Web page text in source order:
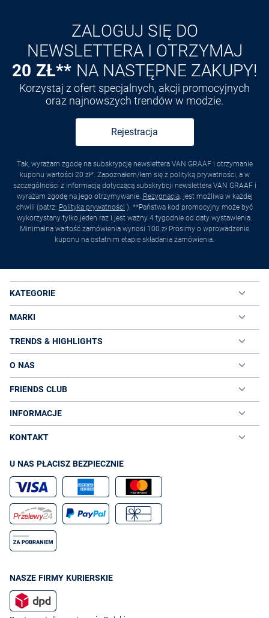
ZALOGUJ SIĘ DO
NEWSLETTERA I OTRZYMAJ
20 ZŁ** NA NASTĘPNE ZAKUPY!
Korzystaj z ofert specjalnych, akcji promocyjnych
oraz najnowszych trendów w modzie.
Rejestracja
Tak, wyrażam zgodę na subskrypcję newslettera VAN GRAAF i otrzymanie
kuponu wartości 20 zł*. Zapoznałem/łam się z polityką prywatności, a w
szczególności z informacją dotyczącą subskrybcji newslettera VAN GRAAF i
wyrażam zgodę na jego otrzymywanie. Rezygnacja. jest możliwa w każdej
chwili (patrz: Polityka prywatności ). **Państwa kod promocyjny może być
wykorzystany tylko jeden raz i jest ważny 4 tygodnie od daty wystawienia.
Minimalna wartość zamówienia wynosi 100 zł Prosimy o wprowadzenie
kuponu na ostatnim etapie składania zamówienia.
KATEGORIE
MARKI
TRENDS & HIGHLIGHTS
O NAS
FRIENDS CLUB
INFORMACJE
KONTAKT
U NAS PŁACISZ BEZPIECZNIE
NASZE FIRMY KURIERSKIE